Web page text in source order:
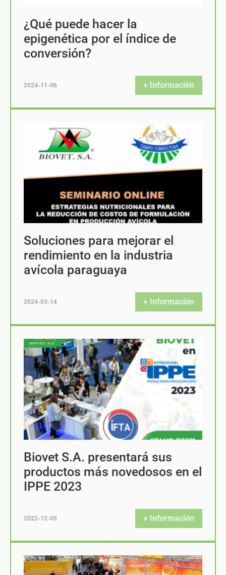
¿Qué puede hacer la
epigenética por el índice de
conversión?
2024-11-06 + Información
Soluciones para mejorar el
rendimiento en la industria
avícola paraguaya
2024-03-14 + Información
Biovet S.A. presentará sus
productos más novedosos en el
IPPE 2023
2022-12-05 + Información